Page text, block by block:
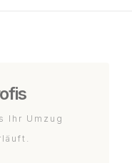
Ihr Umzug